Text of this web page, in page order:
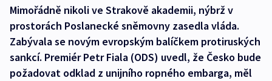
Mimořádně nikoli ve Strakově akademii, nýbrž v
prostorách Poslanecké sněmovny zasedla vláda.
Zabývala se novým evropským balíčkem protiruských
sankcí. Premiér Petr Fiala (ODS) uvedl, že Česko bude
požadovat odklad z unijního ropného embarga, měl